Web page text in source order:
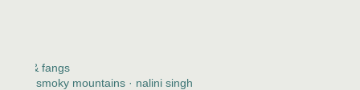
claws & fangs
2123 · smoky mountains · nalini singh